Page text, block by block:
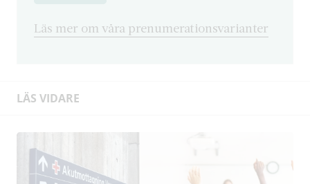
Läs mer om våra prenumerationsvarianter
LÄS VIDARE